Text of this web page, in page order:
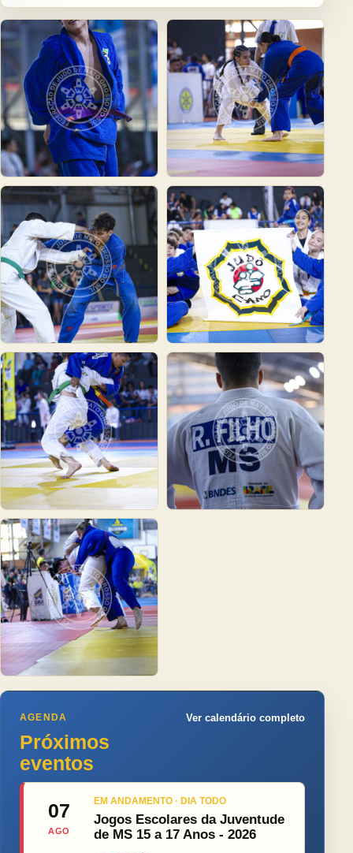
AGENDA
Próximos
eventos
Ver calendário completo
07
AGO
EM ANDAMENTO · DIA TODO
Jogos Escolares da Juventude
de MS 15 a 17 Anos - 2026